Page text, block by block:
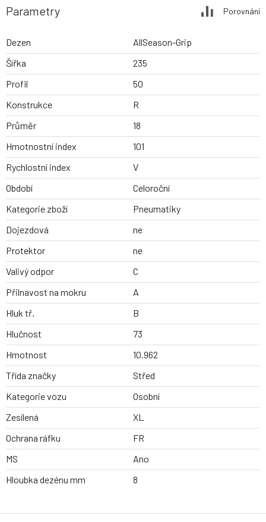
Parametry Porovnání
Dezen
AllSeason-Grip
Šířka
235
Profil
50
Konstrukce
R
Průměr
18
Hmotnostní index
101
Rychlostní index
V
Období
Celoroční
Kategorie zboží
Pneumatiky
Dojezdová
ne
Protektor
ne
Valivý odpor
C
Přilnavost na mokru
A
Hluk tř.
B
Hlučnost
73
Hmotnost
10.962
Třída značky
Střed
Kategorie vozu
Osobní
Zesílená
XL
Ochrana ráfku
FR
MS
Ano
Hloubka dezénu mm
8